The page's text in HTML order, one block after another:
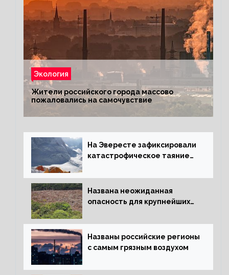
Экология
Жители российского города массово
пожаловались на самочувствие
На Эвересте зафиксировали
катастрофическое таяние
Названа неожиданная
опасность для крупнейших
Названы российские регионы
с самым грязным воздухом